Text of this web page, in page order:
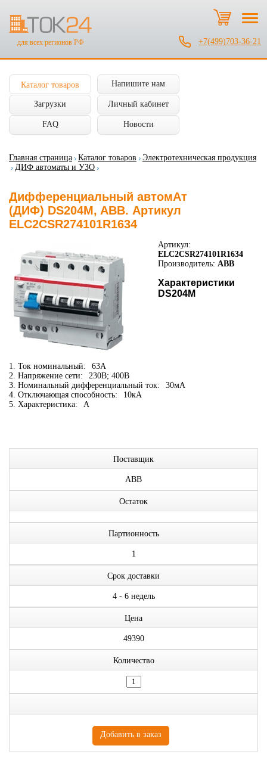
для всех регионов РФ +7(499)703-36-21
Каталог товаров Напишите нам
Загрузки Личный кабинет
FAQ Новости
Главная страница Каталог товаров
Электротехническая продукция
ДИФ автоматы и УЗО
Дифференциальный автомАт
(ДИФ) DS204M, ABB. Артикул
ELC2CSR274101R1634
Артикул:
ELC2CSR274101R1634
Производитель: ABB
Характеристики
DS204M
1. Ток номинальный:
63А
2. Напряжение сети:
230В; 400В
3. Номинальный дифференциальный ток:
30мА
4. Отключающая способность:
10кА
5. Характеристика:
A
Поставщик
ABB
Остаток
Партионность
1
Срок доставки
4 - 6 недель
Цена
49390
Количество